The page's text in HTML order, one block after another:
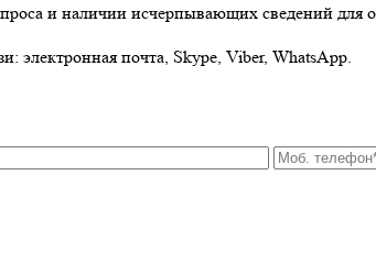
и наличии исчерпывающих сведений для
электронная почта, Skype, Viber, WhatsApp.